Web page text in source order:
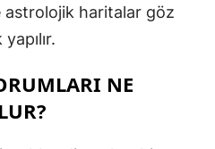
astrolojik haritalar göz
NE